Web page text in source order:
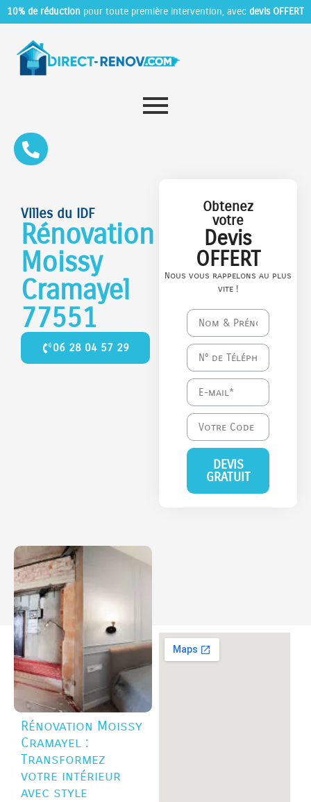
10% de réduction pour toute première intervention, avec devis OFFERT
Villes du IDF
Rénovation
Moissy
Cramayel
77551
06 28 04 57 29
Obtenez
votre
Devis
OFFERT
Nous vous rappelons au plus
vite !
DEVIS
GRATUIT
Rénovation Moissy
Cramayel :
Transformez
votre intérieur
avec style